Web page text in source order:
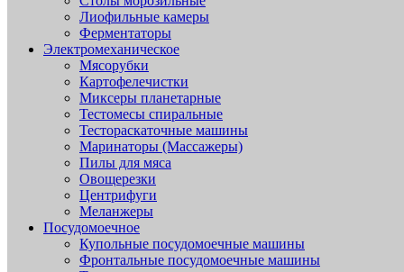
Лиофильные камеры
Ферментаторы
Электромеханическое
Мясорубки
Картофелечистки
Миксеры планетарные
Тестомесы спиральные
Тестораскаточные машины
Маринаторы (Массажеры)
Пилы для мяса
Овощерезки
Центрифуги
Меланжеры
Посудомоечное
Купольные посудомоечные машины
Фронтальные посудомоечные машины